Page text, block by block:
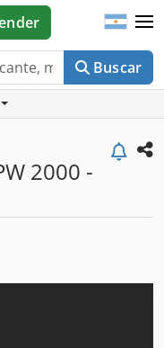
Buscar
2000 -